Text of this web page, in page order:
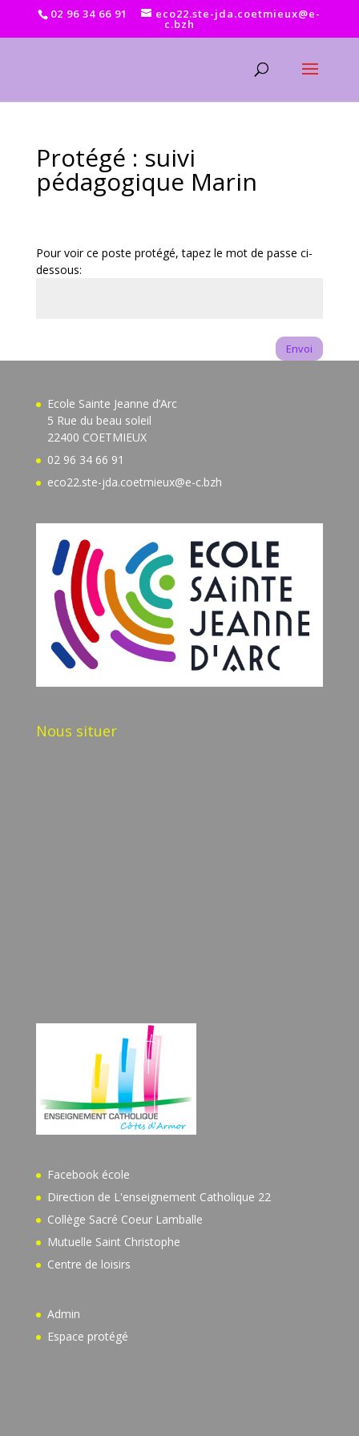
02 96 34 66 91 eco22.ste-jda.coetmieux@e-
c.bzh
Protégé : suivi
pédagogique Marin
Pour voir ce poste protégé, tapez le mot de passe ci-
dessous:
Envoi
Ecole Sainte Jeanne d’Arc
5 Rue du beau soleil
22400 COETMIEUX
02 96 34 66 91
eco22.ste-jda.coetmieux@e-c.bzh
Nous situer
Facebook école
Direction de L'enseignement Catholique 22
Collège Sacré Coeur Lamballe
Mutuelle Saint Christophe
Centre de loisirs
Admin
Espace protégé